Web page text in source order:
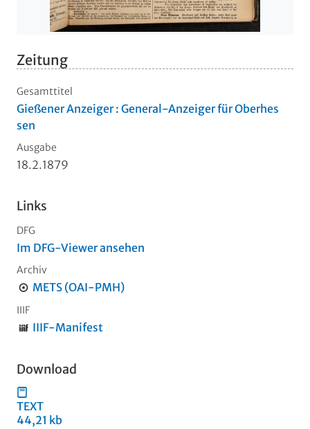
Zeitung
Gesamttitel
Gießener Anzeiger : General-Anzeiger für Oberhes
sen
Ausgabe
18.2.1879
Links
DFG
Im DFG-Viewer ansehen
Archiv
METS (OAI-PMH)
IIIF
IIIF-Manifest
Download
TEXT
44,21 kb